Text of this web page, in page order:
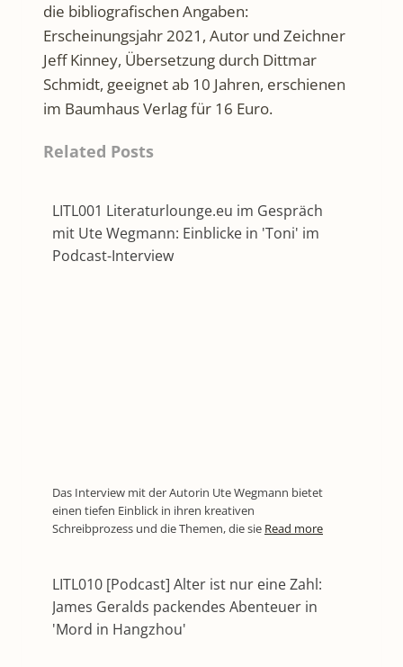
die bibliografischen Angaben:
Erscheinungsjahr 2021, Autor und Zeichner
Jeff Kinney, Übersetzung durch Dittmar
Schmidt, geeignet ab 10 Jahren, erschienen
im Baumhaus Verlag für 16 Euro.
Related Posts
LITL001 Literaturlounge.eu im Gespräch
mit Ute Wegmann: Einblicke in 'Toni' im
Podcast-Interview
Das Interview mit der Autorin Ute Wegmann bietet
einen tiefen Einblick in ihren kreativen
Schreibprozess und die Themen, die sie Read more
LITL010 [Podcast] Alter ist nur eine Zahl:
James Geralds packendes Abenteuer in
'Mord in Hangzhou'